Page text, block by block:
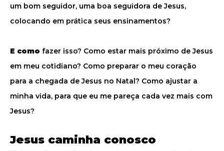
um bom seguidor, uma boa seguidora de Jesus,
colocando em prática seus ensinamentos?
E como fazer isso? Como estar mais próximo de Jesus
em meu cotidiano? Como preparar o meu coração
para a chegada de Jesus no Natal? Como ajustar a
minha vida, para que eu me pareça cada vez mais com
Jesus?
Jesus caminha conosco